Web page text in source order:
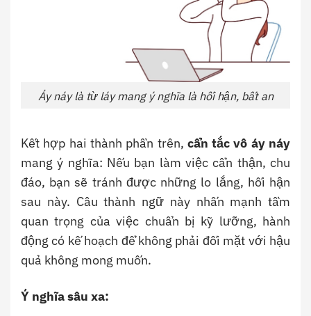
Áy náy là từ láy mang ý nghĩa là hối hận, bất an
Kết hợp hai thành phần trên, cẩn tắc vô áy náy
mang ý nghĩa: Nếu bạn làm việc cẩn thận, chu
đáo, bạn sẽ tránh được những lo lắng, hối hận
sau này. Câu thành ngữ này nhấn mạnh tầm
quan trọng của việc chuẩn bị kỹ lưỡng, hành
động có kế hoạch để không phải đối mặt với hậu
quả không mong muốn.
Ý nghĩa sâu xa: